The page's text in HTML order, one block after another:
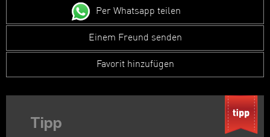
Per Whatsapp teilen
Einem Freund senden
Favorit hinzufügen
Tipp